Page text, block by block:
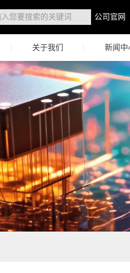
公司官网
关于我们 新闻中